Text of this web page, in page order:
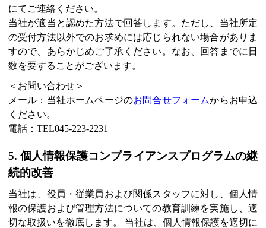
にてご連絡ください。
当社が適当と認めた方法で回答します。ただし、当社所定
の受付方法以外でのお求めには応じられない場合がありま
すので、あらかじめご了承ください。なお、回答までに日
数を要することがございます。
＜お問い合わせ＞
メール：当社ホームページのお問合せフォームからお申込
ください。
電話：TEL045-223-2231
5. 個人情報保護コンプライアンスプログラムの継
続的改善
当社は、役員・従業員および関係スタッフに対し、個人情
報の保護および管理方法についての教育訓練を実施し、適
切な取扱いを徹底します。 当社は、個人情報保護を適切に